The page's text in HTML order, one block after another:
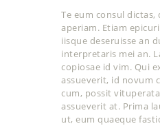
Te eum consul dictas,
aperiam. Etiam
iisque deseruisse an
interpretaris mei an.
copiosae id vim. Qui
assueverit, id novum
cum, possit
assueverit at. Prima
ut, eum quaeque